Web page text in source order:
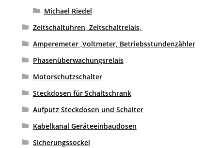
Michael Riedel
Zeitschaltuhren, Zeitschaltrelais,
Amperemeter ,Voltmeter, Betriebsstundenzähler
Phasenüberwachungsrelais
Motorschutzschalter
Steckdosen für Schaltschrank
Aufputz Steckdosen und Schalter
Kabelkanal Geräteeinbaudosen
Sicherungssockel